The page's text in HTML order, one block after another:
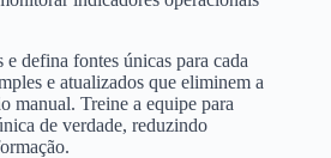
defina fontes únicas para cada
e atualizados que eliminem a
manual. Treine a equipe para
de verdade, reduzindo